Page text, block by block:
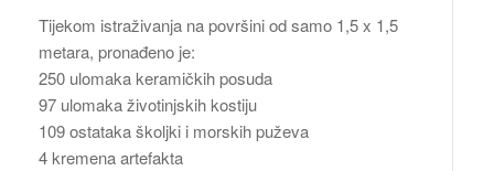
Tijekom istraživanja na površini od samo 1,5 x 1,5
metara, pronađeno je:
250 ulomaka keramičkih posuda
97 ulomaka životinjskih kostiju
109 ostataka školjki i morskih puževa
4 kremena artefakta